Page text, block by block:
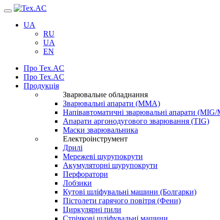
Навігація
UA
RU
UA
EN
Про Tex.AC
Про Tex.AC
Продукція
Зварювальне обладнання
Зварювальні апарати (ММА)
Напівавтоматичні зварювальні апарати
Апарати аргонодугового зварювання (TIG)
Маски зварювальника
Електроінструмент
Дрилі
Мережеві шурупокрути
Акумуляторні шурупокрути
Перфоратори
Лобзики
Кутові шліфувальні машини (Болгарки)
Пістолети гарячого повітря (Фени)
Циркулярні пили
Стрічкові шліфувальні машини